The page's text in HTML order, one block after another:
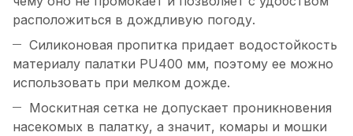
расположиться в дождливую погоду.
Силиконовая пропитка придает водостойкость
материалу палатки PU400 мм, поэтому ее можно
использовать при мелком дожде.
Москитная сетка не допускает проникновения
насекомых в палатку, а значит, комары и мошки